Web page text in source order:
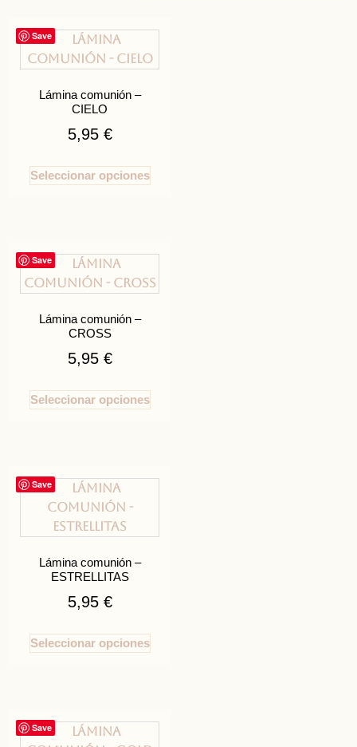
Save
Lámina comunión –
CIELO
5,95 €
Seleccionar opciones
Save
Lámina comunión –
CROSS
5,95 €
Seleccionar opciones
Save
Lámina comunión –
ESTRELLITAS
5,95 €
Seleccionar opciones
Save